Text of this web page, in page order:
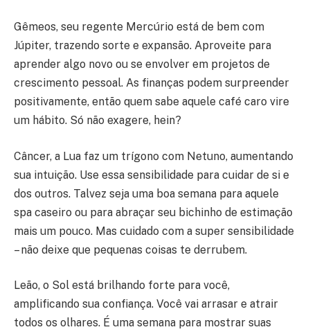
Gêmeos, seu regente Mercúrio está de bem com
Júpiter, trazendo sorte e expansão. Aproveite para
aprender algo novo ou se envolver em projetos de
crescimento pessoal. As finanças podem surpreender
positivamente, então quem sabe aquele café caro vire
um hábito. Só não exagere, hein?
Câncer, a Lua faz um trígono com Netuno, aumentando
sua intuição. Use essa sensibilidade para cuidar de si e
dos outros. Talvez seja uma boa semana para aquele
spa caseiro ou para abraçar seu bichinho de estimação
mais um pouco. Mas cuidado com a super sensibilidade
– não deixe que pequenas coisas te derrubem.
Leão, o Sol está brilhando forte para você,
amplificando sua confiança. Você vai arrasar e atrair
todos os olhares. É uma semana para mostrar suas